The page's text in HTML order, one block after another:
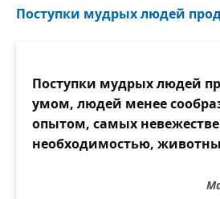
Поступки мудрых людей
Поступки мудрых людей
умом, людей менее
опытом, самых
необходимостью,